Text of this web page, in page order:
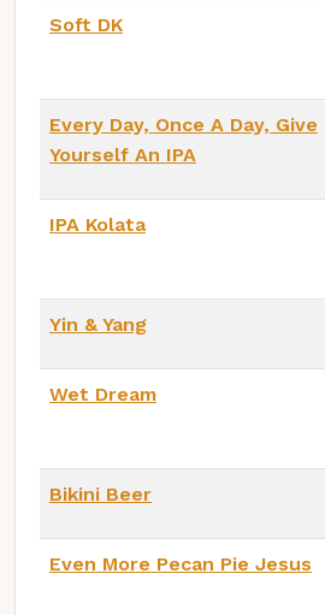
Soft DK
Every Day, Once A Day, Give
Yourself An IPA
IPA Kolata
Yin & Yang
Wet Dream
Bikini Beer
Even More Pecan Pie Jesus